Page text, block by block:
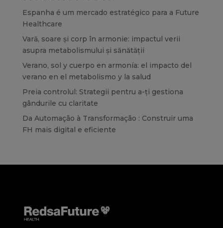
Espanha é um mercado estratégico para a Future
Healthcare
Vară, soare și corp în armonie: impactul verii
asupra metabolismului și sănătății
Verano, sol y cuerpo en armonía: el impacto del
verano en el metabolismo y la salud
Preia controlul: Strategii pentru a-ți gestiona
gândurile cu claritate
Da Automação à Transformação : Construir uma
FH mais digital e eficiente